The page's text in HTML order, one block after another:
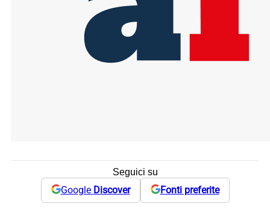
Seguici su
Google Discover Fonti preferite